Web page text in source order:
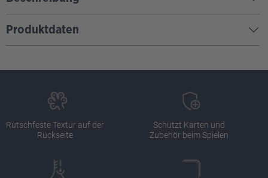
Produktdaten
Rutschfeste Textur auf der
Rückseite
Schützt Karten und
Zubehör beim Spielen